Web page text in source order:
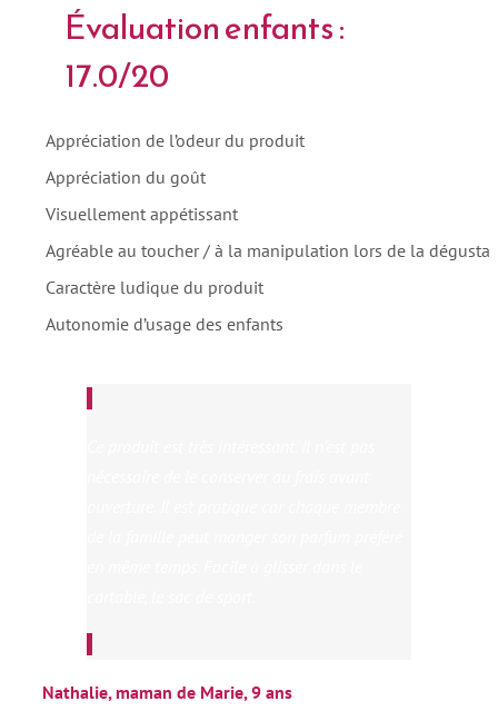
Évaluation enfants :
17.0/20
Appréciation de l’odeur du produit
Appréciation du goût
Visuellement appétissant
Agréable au toucher / à la manipulation lors de la
Caractère ludique du produit
Autonomie d’usage des enfants
Nathalie, maman de Marie, 9 ans